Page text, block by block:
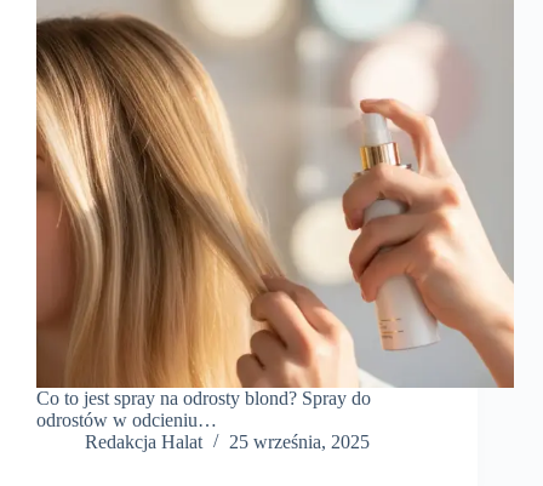
Co to jest spray na odrosty blond? Spray do
odrostów w odcieniu…
Redakcja Halat
25 września, 2025